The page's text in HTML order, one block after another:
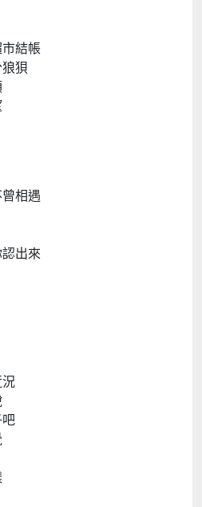
結帳
狽
相遇
出來